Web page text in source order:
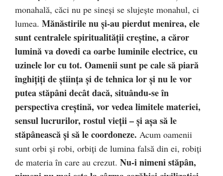
monahală, căci nu pe sineşi se slujeşte monahul, ci
lumea. Mănăstirile nu şi-au pierdut menirea, ele
sunt centralele spiritualităţii creştine, a căror
lumină va dovedi ca oarbe luminile electrice, cu
uzinele lor cu tot. Oamenii sunt pe cale să piară
înghiţiţi de ştiinţa şi de tehnica lor şi nu le vor
putea stăpâni decât dacă, situându-se în
perspectiva creştină, vor vedea limitele materiei,
sensul lucrurilor, rostul vieţii – şi aşa să le
stăpânească şi să le coordoneze. Acum oamenii
sunt orbi şi robi, orbiţi de lumina falsă din ei, robiţi
de materia în care au crezut. Nu-i nimeni stăpân,